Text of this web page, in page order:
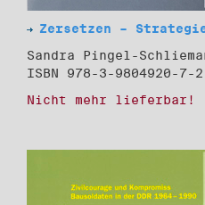
Zersetzen –
Sandra Pingel-
ISBN 978-3-9804920-7-2
Nicht mehr lieferbar!